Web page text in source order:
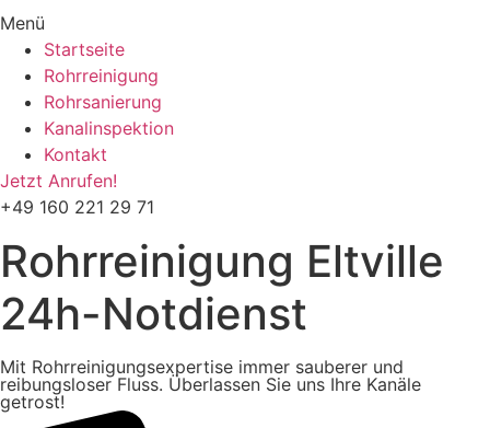
Menü
Startseite
Rohrreinigung
Rohrsanierung
Kanalinspektion
Kontakt
Jetzt Anrufen!
+49 160 221 29 71
Rohrreinigung Eltville
24h-Notdienst
Mit Rohrreinigungsexpertise immer sauberer und
reibungsloser Fluss. Überlassen Sie uns Ihre Kanäle
getrost!